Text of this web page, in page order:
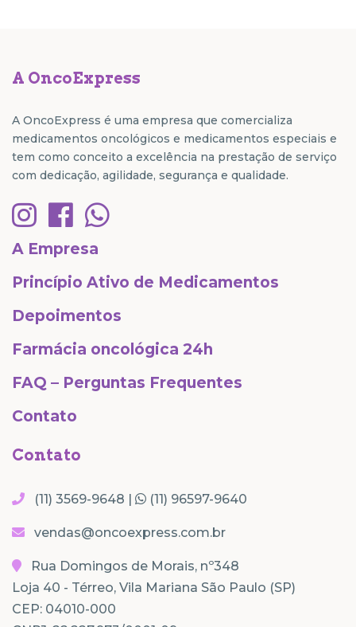
A OncoExpress
A OncoExpress é uma empresa que comercializa
medicamentos oncológicos e medicamentos especiais e
tem como conceito a excelência na prestação de serviço
com dedicação, agilidade, segurança e qualidade.
A Empresa
Princípio Ativo de Medicamentos
Depoimentos
Farmácia oncológica 24h
FAQ – Perguntas Frequentes
Contato
Contato
(11) 3569-9648 | (11) 96597-9640
vendas@oncoexpress.com.br
Rua Domingos de Morais, nº348
Loja 40 - Térreo, Vila Mariana São Paulo (SP)
CEP: 04010-000